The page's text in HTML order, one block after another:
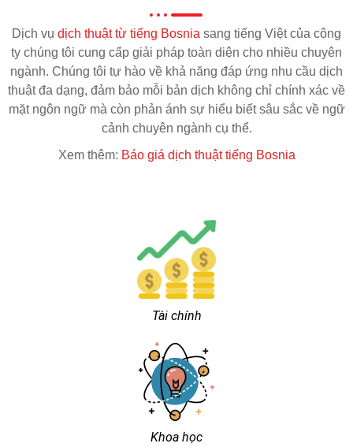
Dịch vụ dịch thuật từ tiếng Bosnia sang tiếng Việt của công
ty chúng tôi cung cấp giải pháp toàn diện cho nhiều chuyên
ngành. Chúng tôi tự hào về khả năng đáp ứng nhu cầu dịch
thuật đa dạng, đảm bảo mỗi bản dịch không chỉ chính xác về
mặt ngôn ngữ mà còn phản ánh sự hiểu biết sâu sắc về ngữ
cảnh chuyên ngành cụ thể.
Xem thêm: Báo giá dịch thuật tiếng Bosnia
Tài chính
Khoa học